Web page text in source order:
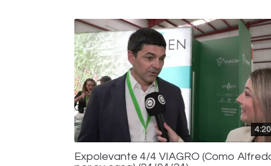
4:20
Expolevante 4/4 VIAGRO (Como